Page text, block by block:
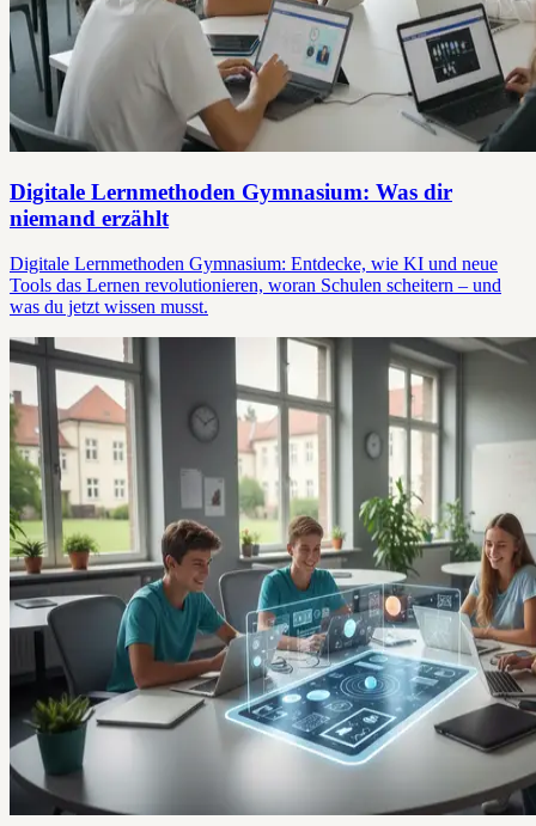
Digitale Lernmethoden Gymnasium: Was dir
niemand erzählt
Digitale Lernmethoden Gymnasium: Entdecke, wie KI und neue
Tools das Lernen revolutionieren, woran Schulen scheitern – und
was du jetzt wissen musst.